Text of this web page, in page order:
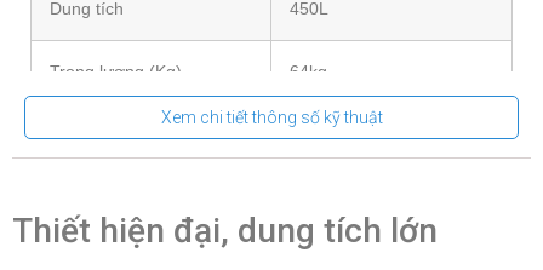
Dung tích 450L
Trọng lượng (Kg) 64kg
Kích thước(C x R x S cm) 1314(D)x644(R)Sx822(C)
Xem chi tiết thông số kỹ thuật
Thiết hiện đại, dung tích lớn